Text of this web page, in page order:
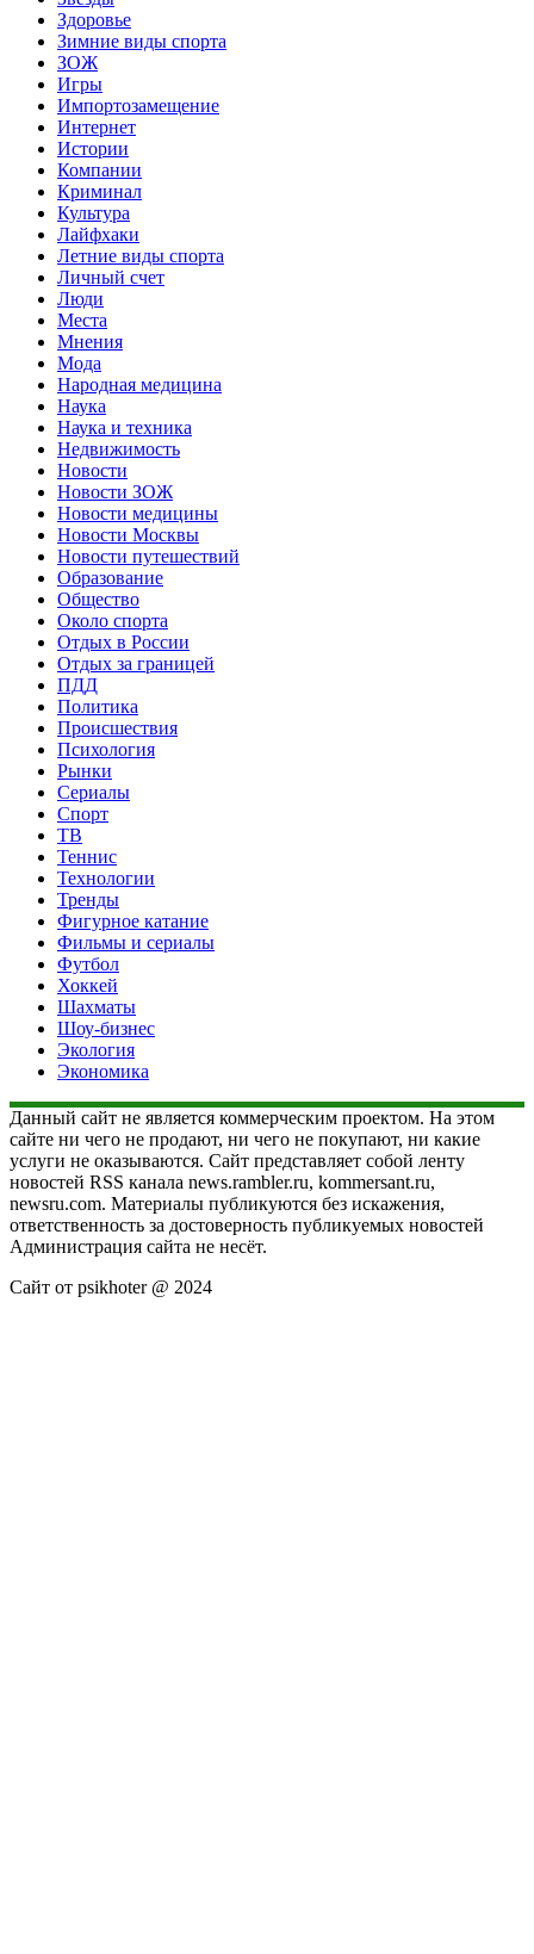
Здоровье
Зимние виды спорта
ЗОЖ
Игры
Импортозамещение
Интернет
Истории
Компании
Криминал
Культура
Лайфхаки
Летние виды спорта
Личный счет
Люди
Места
Мнения
Мода
Народная медицина
Наука
Наука и техника
Недвижимость
Новости
Новости ЗОЖ
Новости медицины
Новости Москвы
Новости путешествий
Образование
Общество
Около спорта
Отдых в России
Отдых за границей
ПДД
Политика
Происшествия
Психология
Рынки
Сериалы
Спорт
ТВ
Теннис
Технологии
Тренды
Фигурное катание
Фильмы и сериалы
Футбол
Хоккей
Шахматы
Шоу-бизнес
Экология
Экономика
Данный сайт не является коммерческим проектом. На этом
сайте ни чего не продают, ни чего не покупают, ни какие
услуги не оказываются. Сайт представляет собой ленту
новостей RSS канала news.rambler.ru, kommersant.ru,
newsru.com. Материалы публикуются без искажения,
ответственность за достоверность публикуемых новостей
Администрация сайта не несёт.
Сайт от psikhoter @ 2024